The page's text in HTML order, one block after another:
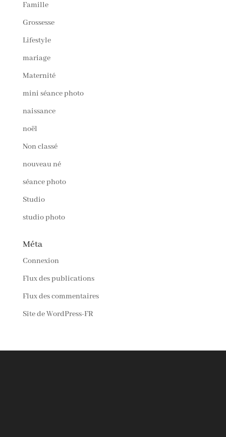
Famille
Grossesse
Lifestyle
mariage
Maternité
mini séance photo
naissance
noël
Non classé
nouveau né
séance photo
Studio
studio photo
Méta
Connexion
Flux des publications
Flux des commentaires
Site de WordPress-FR